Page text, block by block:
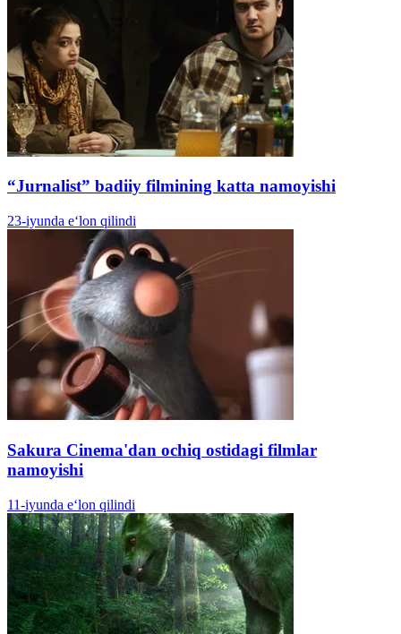
“Jurnalist” badiiy filmining katta namoyishi
23-iyunda e‘lon qilindi
Sakura Cinema'dan ochiq ostidagi filmlar
namoyishi
11-iyunda e‘lon qilindi